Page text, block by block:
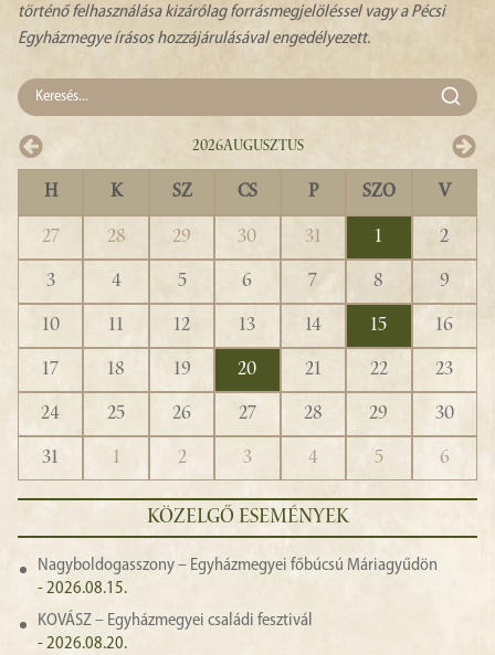
történő felhasználása kizárólag forrásmegjelöléssel vagy a Pécsi
Egyházmegye írásos hozzájárulásával engedélyezett.
2026Augusztus
H K SZ CS P SZO V
27 28 29 30 31 1
2
3
4 5 6 7 8
9
10
11 12 13 14 15
16
17
18 19 20 21 22
23
24
25 26 27 28 29
30
31
1 2 3 4 5 6
KÖZELGŐ ESEMÉNYEK
Nagyboldogasszony – Egyházmegyei főbúcsú Máriagyűdön
- 2026.08.15.
KOVÁSZ – Egyházmegyei családi fesztivál
- 2026.08.20.